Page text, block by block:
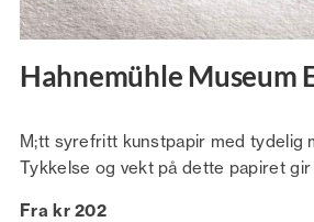
Hahnemühle Museum
M;tt syrefritt kunstpapir med tydelig
Tykkelse og vekt på dette papiret
Fra kr 202